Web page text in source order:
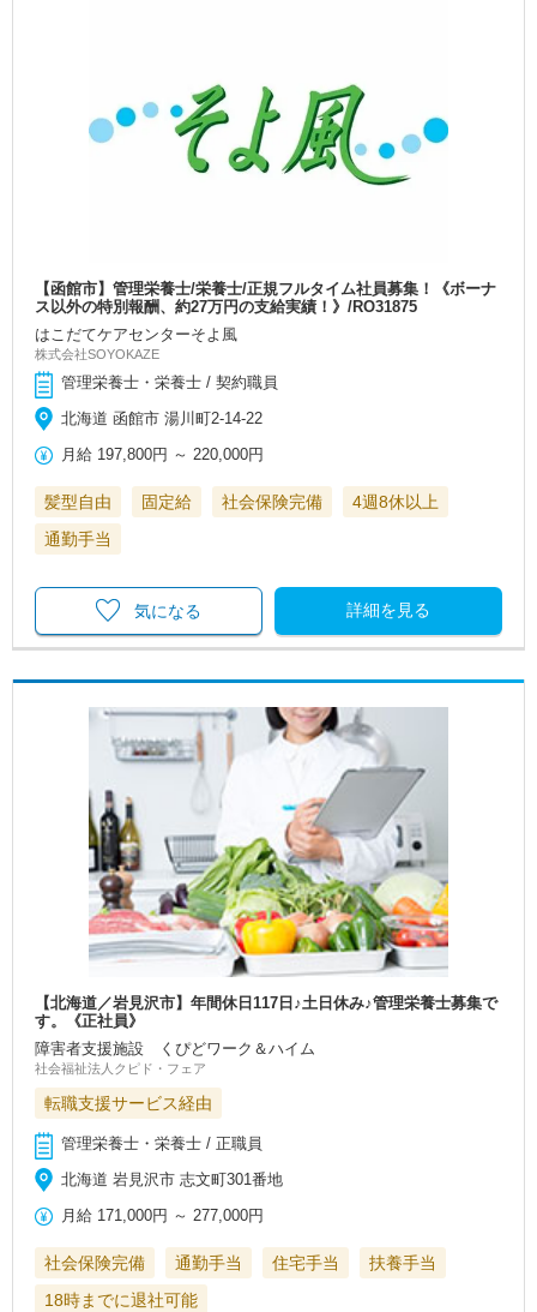
【函館市】管理栄養士/栄養士/正規フルタイム社員募集！《ボーナ
ス以外の特別報酬、約27万円の支給実績！》/RO31875
はこだてケアセンターそよ風
株式会社SOYOKAZE
管理栄養士・栄養士 / 契約職員
北海道 函館市 湯川町2-14-22
月給 197,800円 ～ 220,000円
髪型自由 固定給 社会保険完備
4週8休以上
通勤手当
詳細を見る
気になる
【北海道／岩見沢市】年間休日117日♪土日休み♪管理栄養士募集で
す。《正社員》
障害者支援施設 くぴどワーク＆ハイム
社会福祉法人クピド・フェア
転職支援サービス経由
管理栄養士・栄養士 / 正職員
北海道 岩見沢市 志文町301番地
月給 171,000円 ～277,000円
社会保険完備 通勤手当 住宅手当
扶養手当
18時までに退社可能